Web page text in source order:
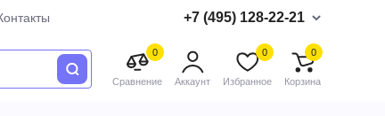
+7 (495) 128-22-21
0
Сравнение Аккаунт
0
Избранное
0
Корзина